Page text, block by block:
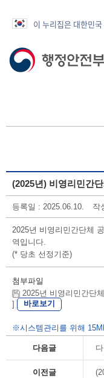
이 누리집은 대한민
(2025년) 비영리민간
등록일 : 2025.06.10. 작
2025년 비영리민간단체
역입니다.
(* 당초 선정기준)
첨부파일
2025년 비영리민간단
]
바로보기
※시스템관리를 위해
다음글
이전글